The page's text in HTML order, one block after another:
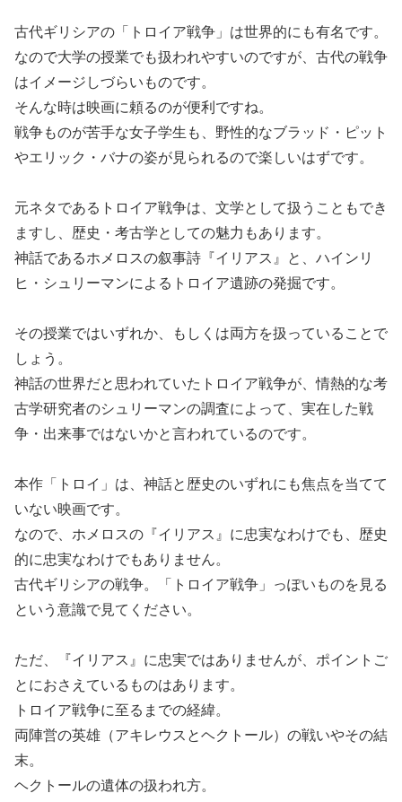
古代ギリシアの「トロイア戦争」は世界的にも有名です。
なので大学の授業でも扱われやすいのですが、古代の戦争
はイメージしづらいものです。
そんな時は映画に頼るのが便利ですね。
戦争ものが苦手な女子学生も、野性的なブラッド・ピット
やエリック・バナの姿が見られるので楽しいはずです。
元ネタであるトロイア戦争は、文学として扱うこともでき
ますし、歴史・考古学としての魅力もあります。
神話であるホメロスの叙事詩『イリアス』と、ハインリ
ヒ・シュリーマンによるトロイア遺跡の発掘です。
その授業ではいずれか、もしくは両方を扱っていることで
しょう。
神話の世界だと思われていたトロイア戦争が、情熱的な考
古学研究者のシュリーマンの調査によって、実在した戦
争・出来事ではないかと言われているのです。
本作「トロイ」は、神話と歴史のいずれにも焦点を当てて
いない映画です。
なので、ホメロスの『イリアス』に忠実なわけでも、歴史
的に忠実なわけでもありません。
古代ギリシアの戦争。「トロイア戦争」っぽいものを見る
という意識で見てください。
ただ、『イリアス』に忠実ではありませんが、ポイントご
とにおさえているものはあります。
トロイア戦争に至るまでの経緯。
両陣営の英雄（アキレウスとヘクトール）の戦いやその結
末。
ヘクトールの遺体の扱われ方。